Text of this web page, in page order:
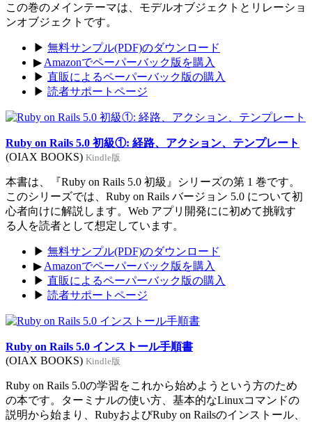
この巻のメインテーマは、モデルオブジェクトとリレーショ
ンオブジェクトです。
▶ 無料サンプル(PDF)のダウンロード
▶ Amazonでペーパーバック版を購入
▶ 直販によるペーパーバック版の購入
▶ 読者サポートページ
Ruby on Rails 5.0 初級①: 経路、アクション、テンプレート
(OIAX BOOKS) Kindle版
本書は、『Ruby on Rails 5.0 初級』シリーズの第 1 巻です。
このシリーズでは、Ruby on Rails バージョン 5.0 について初
心者向けに解説します。Web アプリ開発にに初めて挑戦す
る人を読者として想定しています。
▶ 無料サンプル(PDF)のダウンロード
▶ Amazonでペーパーバック版を購入
▶ 直販によるペーパーバック版の購入
▶ 読者サポートページ
Ruby on Rails 5.0 インストール手順書
(OIAX BOOKS) Kindle版
Ruby on Rails 5.0の学習をこれから始めようという方のため
の本です。ターミナルの使い方、基本的なLinuxコマンドの
説明から始まり、RubyおよびRuby on Railsのインストール、